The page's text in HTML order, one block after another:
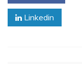
Linkedin